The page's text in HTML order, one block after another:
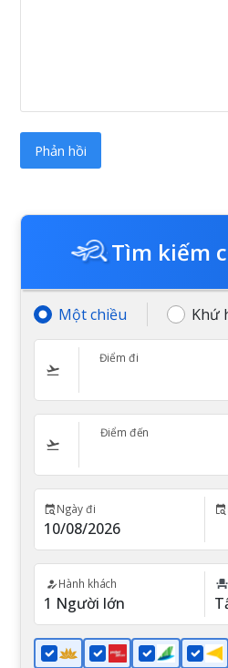
Tìm kiếm
Một chiều Khứ
Điểm đi
Điểm đến
Ngày đi
Hành khách